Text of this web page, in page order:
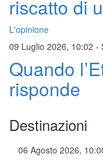
riscatto di
L'opinione
09 Luglio 2026, 10:02 -
Quando
risponde
Destinazioni
06 Agosto 2026,